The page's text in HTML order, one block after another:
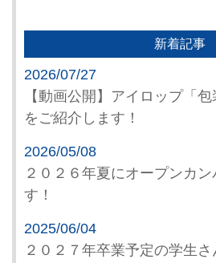
新着記事
2026/07/27
【動画公開】アイロップ「
をご紹介します！
2026/05/08
２０２６年夏にオープンカ
す！
2025/06/04
２０２７年卒業予定の学生